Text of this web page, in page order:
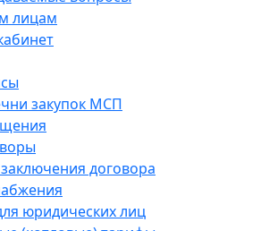
лицам
закупок МСП
договора
юридических лиц